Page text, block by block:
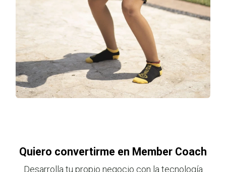
Quiero convertirme en Member Coach
Desarrolla tu propio negocio con la tecnología